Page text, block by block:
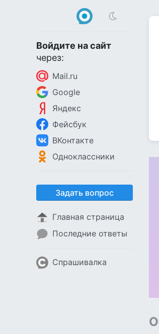
Войдите на сайт
через:
Mail.ru
Google
Яндекс
Фейсбук
ВКонтакте
Одноклассники
Задать вопрос
Главная страница
Последние ответы
Спрашивалка